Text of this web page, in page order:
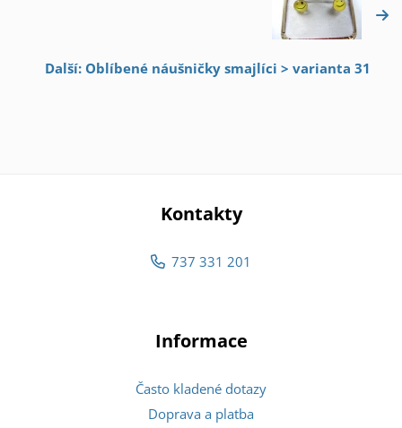
Další: Oblíbené náušničky smajlíci > varianta 31
Kontakty
737 331 201
Informace
Často kladené dotazy
Doprava a platba